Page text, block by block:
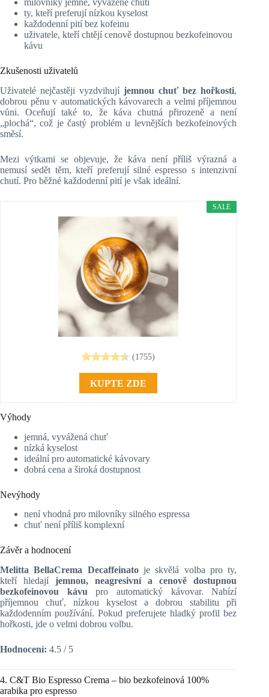
milovníky jemné, vyvážené chuti
ty, kteří preferují nízkou kyselost
každodenní pití bez kofeinu
uživatele, kteří chtějí cenově dostupnou bezkofeinovou
kávu
Zkušenosti uživatelů
Uživatelé nejčastěji vyzdvihujíjemnou chuť bez hořkosti,
dobrou pěnu v automatických kávovarech a velmi příjemnou
vůni. Oceňují také to, že káva chutná přirozeně a není
„plochá“, což je častý problém u levnějších bezkofeinových
směsí.
Mezi výtkami se objevuje, že káva není příliš výrazná a
nemusí sedět těm, kteří preferují silné espresso s intenzivní
chutí. Pro běžné každodenní pití je však ideální.
SALE
(1755)
KUPTE ZDE
Výhody
jemná, vyvážená chuť
nízká kyselost
ideální pro automatické kávovary
dobrá cena a široká dostupnost
Nevýhody
není vhodná pro milovníky silného espressa
chuť není příliš komplexní
Závěr a hodnocení
Melitta BellaCrema Decaffeinatoje skvělá volba pro ty,
kteří hledajíjemnou, neagresivní a cenově dostupnou
bezkofeinovou kávu pro automatický kávovar. Nabízí
příjemnou chuť, nízkou kyselost a dobrou stabilitu při
každodenním používání. Pokud preferujete hladký profil bez
hořkosti, jde o velmi dobrou volbu.
Hodnocení: 4.5 / 5
4. C&T Bio Espresso Crema – bio bezkofeinová 100%
arabika pro espresso